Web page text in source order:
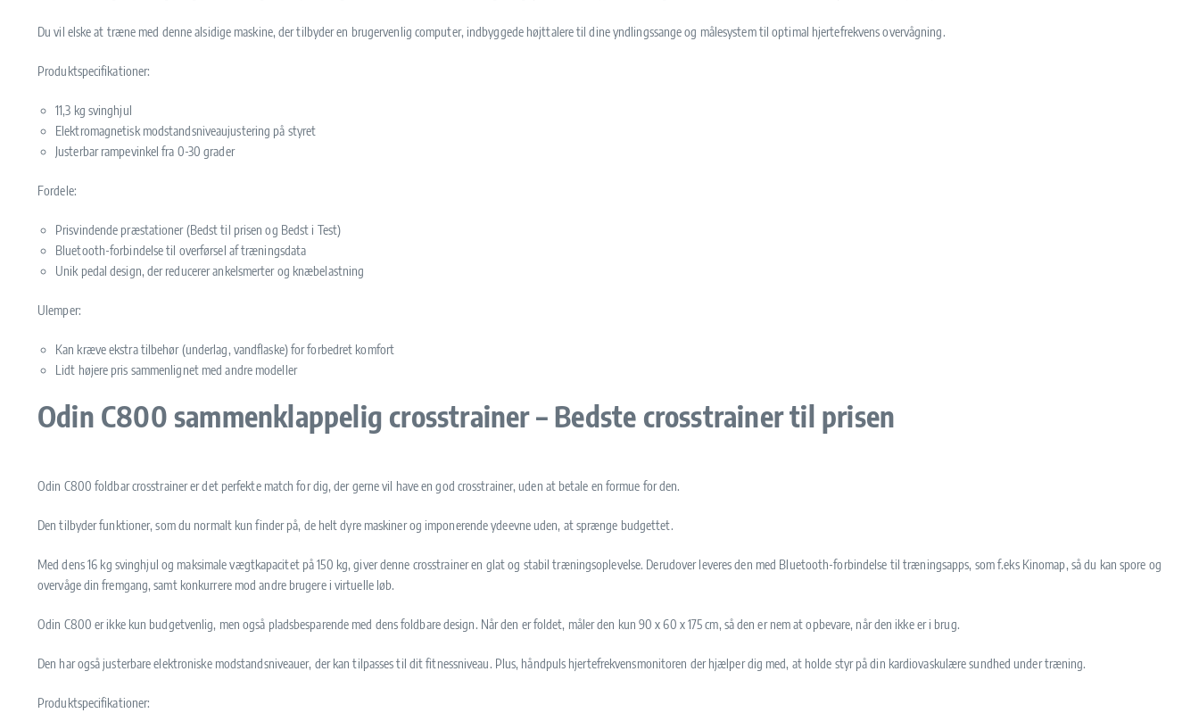
Du vil elske at træne med denne alsidige maskine, der tilbyder en brugervenlig computer, indbyggede højttalere til dine yndlingssange og målesystem til optimal hjertefrekvens overvågning.
Produktspecifikationer:
11,3 kg svinghjul
Elektromagnetisk modstandsniveaujustering på styret
Justerbar rampevinkel fra 0-30 grader
Fordele:
Prisvindende præstationer (Bedst til prisen og Bedst i Test)
Bluetooth-forbindelse til overførsel af træningsdata
Unik pedal design, der reducerer ankelsmerter og knæbelastning
Ulemper:
Kan kræve ekstra tilbehør (underlag, vandflaske) for forbedret komfort
Lidt højere pris sammenlignet med andre modeller
Odin C800 sammenklappelig crosstrainer – Bedste crosstrainer til prisen
Odin C800 foldbar crosstrainer er det perfekte match for dig, der gerne vil have en god crosstrainer, uden at betale en formue for den.
Den tilbyder funktioner, som du normalt kun finder på, de helt dyre maskiner og imponerende ydeevne uden, at sprænge budgettet.
Med dens 16 kg svinghjul og maksimale vægtkapacitet på 150 kg, giver denne crosstrainer en glat og stabil træningsoplevelse. Derudover leveres den med Bluetooth-forbindelse til træningsapps, som f.eks Kinomap, så du kan spore og
overvåge din fremgang, samt konkurrere mod andre brugere i virtuelle løb.
Odin C800 er ikke kun budgetvenlig, men også pladsbesparende med dens foldbare design. Når den er foldet, måler den kun 90 x 60 x 175 cm, så den er nem at opbevare, når den ikke er i brug.
Den har også justerbare elektroniske modstandsniveauer, der kan tilpasses til dit fitnessniveau. Plus, håndpuls hjertefrekvensmonitoren der hjælper dig med, at holde styr på din kardiovaskulære sundhed under træning.
Produktspecifikationer: